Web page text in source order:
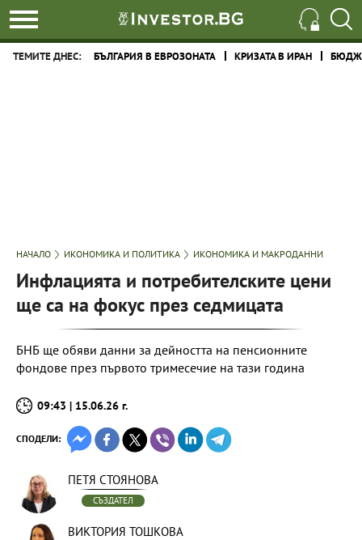
ТЕМИТЕ ДНЕС: БЪЛГАРИЯ В ЕВРОЗОНАТА КРИЗАТА В ИРАН
НАЧАЛО ИКОНОМИКА И ПОЛИТИКА ИКОНОМИКА И МАКРОДАННИ
Инфлацията и потребителските цени
ще са на фокус през седмицата
БНБ ще обяви данни за дейността на пенсионните
фондове през първото тримесечие на тази година
09:43 | 15.06.26 г.
СПОДЕЛИ:
ПЕТЯ СТОЯНОВА
СЪЗДАТЕЛ
ВИКТОРИЯ ТОШКОВА